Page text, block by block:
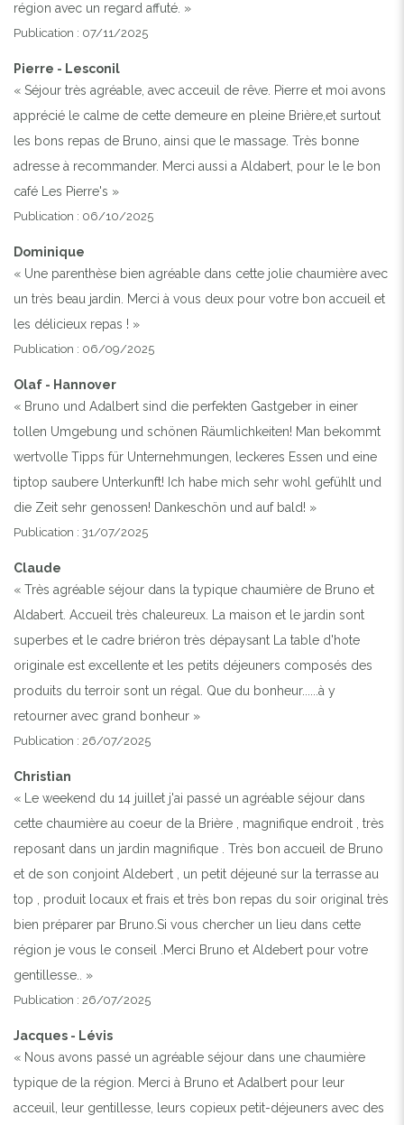
région avec un regard affuté. »
Publication : 07/11/2025
Pierre - Lesconil
« Séjour très agréable, avec acceuil de rêve. Pierre et moi avons
apprécié le calme de cette demeure en pleine Brière,et surtout
les bons repas de Bruno, ainsi que le massage. Très bonne
adresse à recommander. Merci aussi a Aldabert, pour le le bon
café Les Pierre's »
Publication : 06/10/2025
Dominique
« Une parenthèse bien agréable dans cette jolie chaumière avec
un très beau jardin. Merci à vous deux pour votre bon accueil et
les délicieux repas ! »
Publication : 06/09/2025
Olaf - Hannover
« Bruno und Adalbert sind die perfekten Gastgeber in einer
tollen Umgebung und schönen Räumlichkeiten! Man bekommt
wertvolle Tipps für Unternehmungen, leckeres Essen und eine
tiptop saubere Unterkunft! Ich habe mich sehr wohl gefühlt und
die Zeit sehr genossen! Dankeschön und auf bald! »
Publication : 31/07/2025
Claude
« Très agréable séjour dans la typique chaumière de Bruno et
Aldabert. Accueil très chaleureux. La maison et le jardin sont
superbes et le cadre briéron très dépaysant La table d'hote
originale est excellente et les petits déjeuners composés des
produits du terroir sont un régal. Que du bonheur......à y
retourner avec grand bonheur »
Publication : 26/07/2025
Christian
« Le weekend du 14 juillet j'ai passé un agréable séjour dans
cette chaumière au coeur de la Brière , magnifique endroit , très
reposant dans un jardin magnifique . Très bon accueil de Bruno
et de son conjoint Aldebert , un petit déjeuné sur la terrasse au
top , produit locaux et frais et très bon repas du soir original très
bien préparer par Bruno.Si vous chercher un lieu dans cette
région je vous le conseil .Merci Bruno et Aldebert pour votre
gentillesse.. »
Publication : 26/07/2025
Jacques - Lévis
« Nous avons passé un agréable séjour dans une chaumière
typique de la région. Merci à Bruno et Adalbert pour leur
acceuil, leur gentillesse, leurs copieux petit-déjeuners avec des